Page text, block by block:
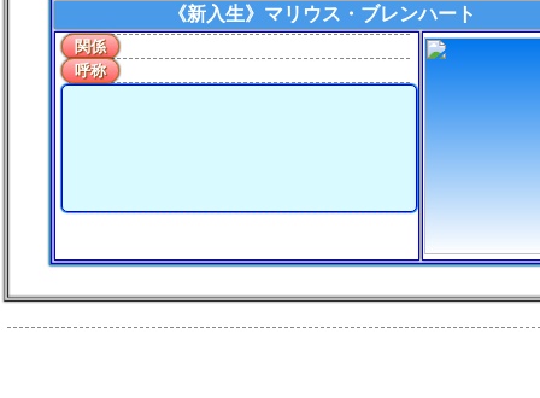
《新入生》 マリウス・ブレンハート
関係
呼称